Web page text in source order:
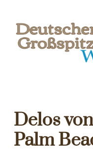
springen
Delos
Palm